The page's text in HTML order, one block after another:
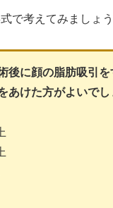
で考えてみましょう
後に顔の脂肪吸引
あけた方がよいでし